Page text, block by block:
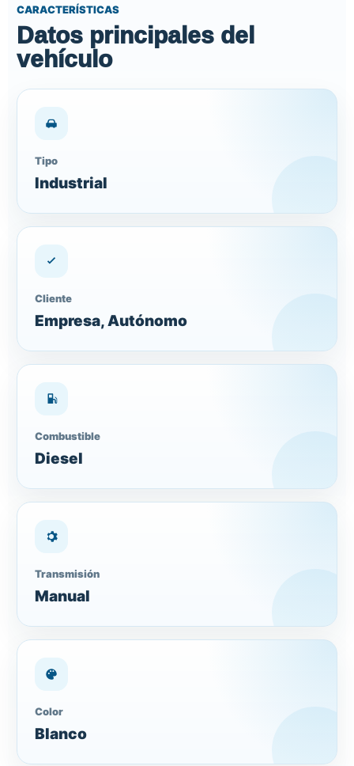
CARACTERÍSTICAS
Datos principales del
vehículo
Tipo
Industrial
Cliente
Empresa, Autónomo
Combustible
Diesel
Transmisión
Manual
Color
Blanco